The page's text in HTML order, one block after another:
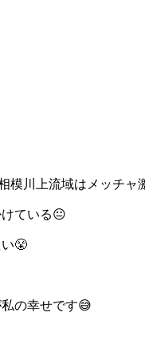
模川上流域はメッチャ
ている😐
😤
の幸せです😅